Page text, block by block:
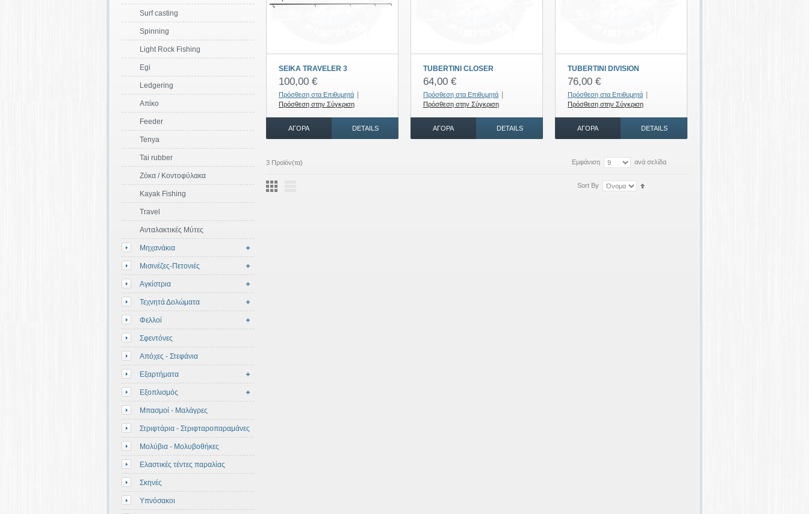
SEIKA TRAVELER 3
100,00 €
Πρόσθεση στα Επιθυμητά
Πρόσθεση στην Σύγκριση
ΑΓΟΡΆ DETAILS
TUBERTINI CLOSER
64,00 €
Πρόσθεση στα Επιθυμητά
Πρόσθεση στην Σύγκριση
ΑΓΟΡΆ DETAILS
TUBERTINI DIVISION
76,00 €
Πρόσθεση στα Επιθυμητά
Πρόσθεση στην Σύγκριση
ΑΓΟΡΆ DETAILS
3 Προϊόν(τα) Εμφάνιση ανά σελίδα
Sort By
Surf casting
Spinning
Light Rock Fishing
Egi
Ledgering
Απίκο
Feeder
Tenya
Tai rubber
Ζόκα / Κοντοφύλακα
Kayak Fishing
Travel
Ανταλακτικές Μύτες
Μηχανάκια
Μισινέζες-Πετονιές
Αγκίστρια
Τεχνητά Δολώματα
Φελλοί
Σφεντόνες
Απόχες - Στεφάνια
Εξαρτήματα
Εξοπλισμός
Μπασμοί - Μαλάγρες
Στριφτάρια - Στριφταροπαραμάνες
Μολύβια - Μολυβοθήκες
Ελαστικές τέντες παραλίας
Σκηνές
Υπνόσακοι